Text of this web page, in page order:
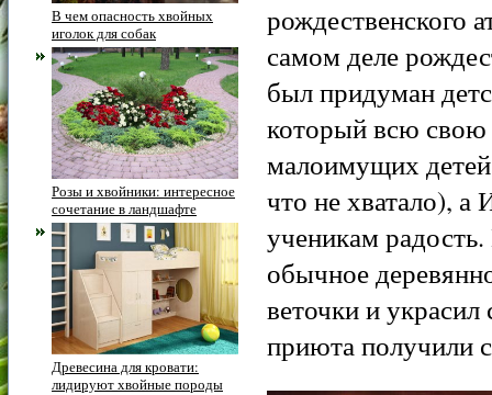
В чем опасность хвойных
иголок для собак
Розы и хвойники: интересное
сочетание в ландшафте
Древесина для кровати:
лидируют хвойные породы
рождественского
самом деле
был придуман
который всю свою
малоимущих
что не хватало), а
ученикам
обычное
веточки и
приюта получили